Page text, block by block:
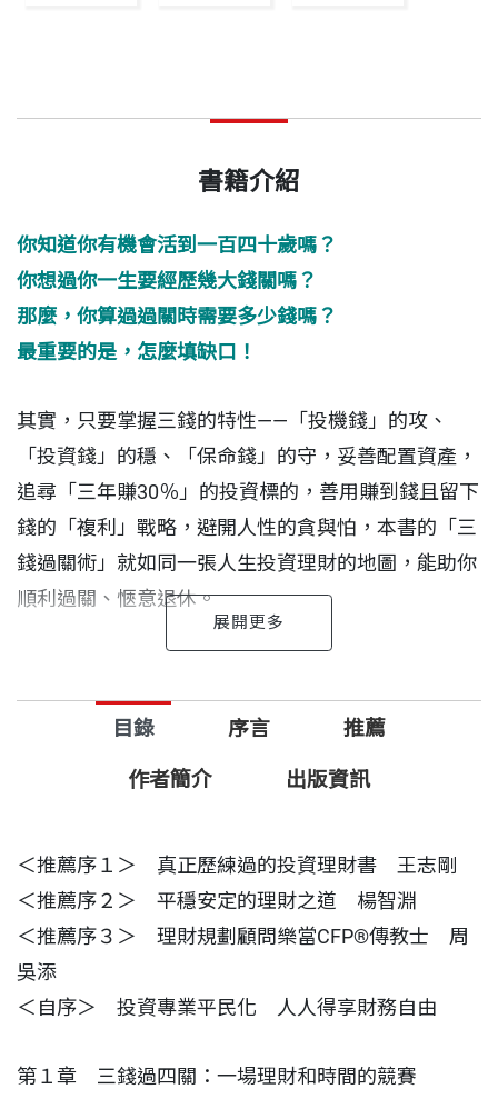
書籍介紹
你知道你有機會活到一百四十歲嗎？
你想過你一生要經歷幾大錢關嗎？
那麼，你算過過關時需要多少錢嗎？
最重要的是，怎麼填缺口！
其實，只要掌握三錢的特性——「投機錢」的攻、
「投資錢」的穩、「保命錢」的守，妥善配置資產，
追尋「三年賺30％」的投資標的，善用賺到錢且留下
錢的「複利」戰略，避開人性的貪與怕，本書的「三
錢過關術」就如同一張人生投資理財的地圖，能助你
順利過關、愜意退休。
關」的技巧，讓你投資佈局更有效率，理財操作更有
方向，有效遏阻「做錯事」的風險，確保投資人一輩
子的投資理財走得安安穩穩、長長久久，達成「要用
目錄 序言 推薦
作者簡介 出版資訊
＜推薦序１＞ 真正歷練過的投資理財書 王志剛
＜推薦序２＞ 平穩安定的理財之道 楊智淵
＜推薦序３＞ 理財規劃顧問樂當CFP®傳教士 周
吳添
＜自序＞ 投資專業平民化 人人得享財務自由
第１章 三錢過四關：一場理財和時間的競賽